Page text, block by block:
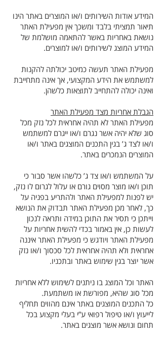
המידע אודות השירותים ו/או המוצרים באתר הינו
תיאור תמציתי בלבד ומשכך אין מפעילת האתר
נושאת באחריות באשר להתאמה מושלמת של
המידע המוצג לשירותים ו/או למוצרים.
מפעילת האתר תעשה כמיטב יכולתה להקנות
למשתמש את הידע המקצועי, אך אינה מתחייבת
ואינה יכולה להתחייב לתוצאות כלשהן.
הגבלת אחריות מצד מפעילת האתר
מפעילת האתר לא תהיה אחראית לכל נזק מכל
סוג שלא יהיה אשר נגרם ו/או ייגרם למשתמש
ו/או לצד ג’ בגין התכנים המוצגים באתר ו/או
המוצרים הנמכרים באתר.
על המשתמש ו/או צד ג’ כלשהו אשר סבור כי
תוכן ו/או מוצר מסוים גורם או עלול לגרום לו נזק,
יש לפנות למפעילת האתר ולהתריע בפניה על
כך, לאחר מכן מפעילת האתר תבדוק את הנושא
וייתכן כי תסיר את התוכן במידה ותראה לנכון
לעשות כן, אין באמור בכדי להשית אחריות על
מפעילת האתר ויודגש כי מפעילת האתר איננה
אחראית ולא תהיה אחראית לכל סכסוך ו/או נזק
אשר יוצר בגין שימוש באתר ובתכניו.
האתר וכל המוצג בו ניתנים לשימוש ללא אחריות
מכל סוג שהיא, מפורשת או משתמעת.
כל התכנים המוצגים באתר אינם מהווים תחליף
לייעוץ ו/או טיפול רפואי ע”י בעלי מקצוע בכל
תחום ונושא אשר מוצגים באתר.